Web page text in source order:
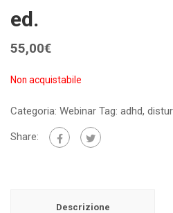
ed.
55,00€
Non acquistabile
Categoria: Webinar Tag: adhd,
Share:
Descrizione